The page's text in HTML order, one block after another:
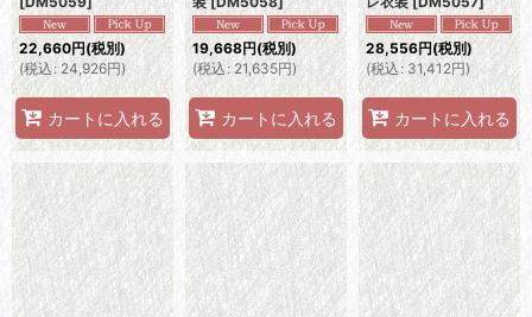
22,660円(税別)
(税込: 24,926円)
カートに入れる
19,668円(税別)
(税込: 21,635円)
カートに入れる
28,556円(税別)
(税込 : 31,412円)
カートに入れる